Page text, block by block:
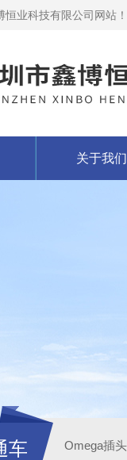
业科技有限公司网站！
关于我们
车